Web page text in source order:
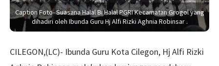
Caption Foto- Suasana Halal Bi Halal PGRI Kecamatan Grogol yang
dihadiri oleh Ibunda Guru Hj Alfi Rizki Aghnia Robinsar .
CILEGON,(LC)- Ibunda Guru Kota Cilegon, Hj Alfi Rizki